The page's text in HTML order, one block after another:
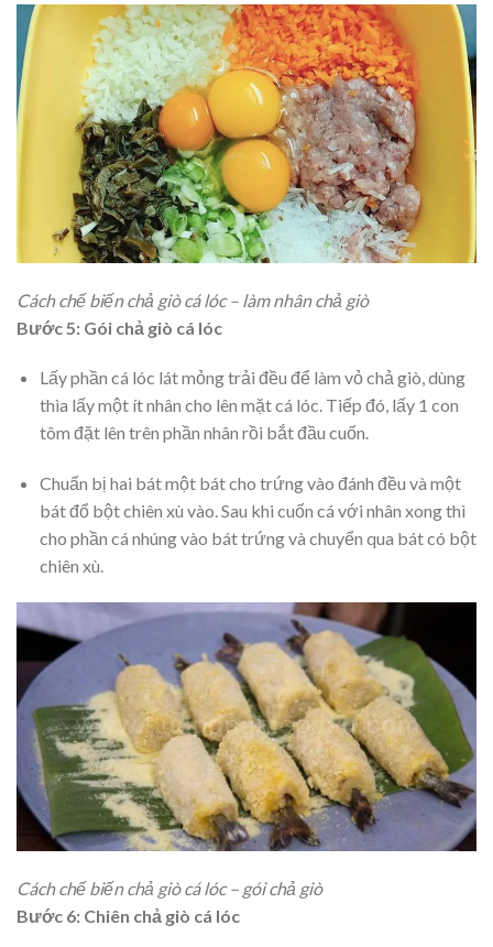
Cách chế biến chả giò cá lóc – làm nhân chả giò
Bước 5: Gói chả giò cá lóc
Lấy phần cá lóc lát mỏng trải đều để làm vỏ chả giò, dùng
thìa lấy một ít nhân cho lên mặt cá lóc. Tiếp đó, lấy 1 con
tôm đặt lên trên phần nhân rồi bắt đầu cuốn.
Chuẩn bị hai bát một bát cho trứng vào đánh đều và một
bát đổ bột chiên xù vào. Sau khi cuốn cá với nhân xong thì
cho phần cá nhúng vào bát trứng và chuyển qua bát có bột
chiên xù.
Cách chế biến chả giò cá lóc – gói chả giò
Bước 6: Chiên chả giò cá lóc